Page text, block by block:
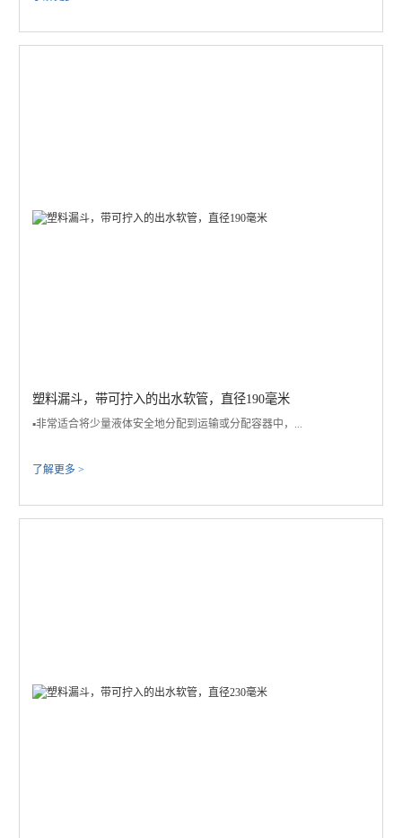
塑料漏斗，带可拧入的出水软管，直径190毫米
​▪️非常适合将少量液体安全地分配到运输或分配容器中，...
了解更多 >